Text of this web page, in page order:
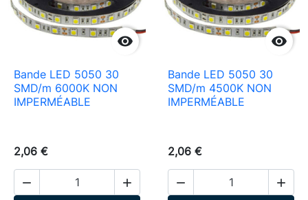

Bande LED 5050 30
SMD/m 6000K NON
IMPERMÉABLE
2,06 €
 

Bande LED 5050 30
SMD/m 4500K NON
IMPERMÉABLE
2,06 €
 